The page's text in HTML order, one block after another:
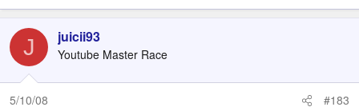
J juicii93
Youtube Master Race
5/10/08 #183